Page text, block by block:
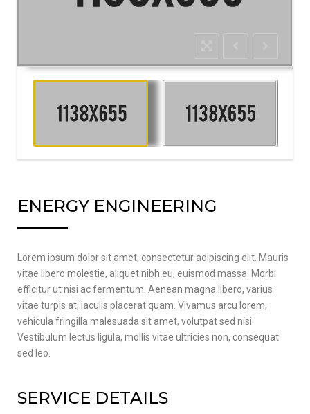
ENERGY ENGINEERING
Lorem ipsum dolor sit amet, consectetur adipiscing elit. Mauris
vitae libero molestie, aliquet nibh eu, euismod massa. Morbi
efficitur ut nisi ac fermentum. Aenean magna libero, varius
vitae turpis at, iaculis placerat quam. Vivamus arcu lorem,
vehicula fringilla malesuada sit amet, volutpat sed nisi.
Vestibulum lectus ligula, mollis vitae ultricies non, consequat
sed leo.
SERVICE DETAILS